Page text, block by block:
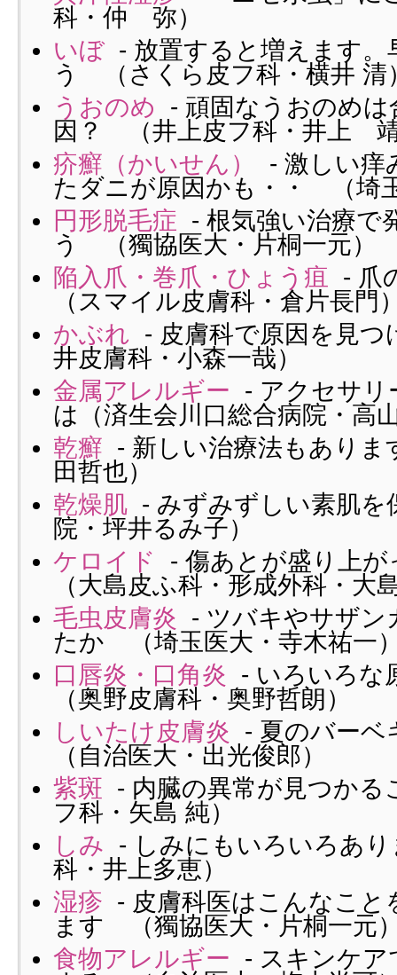
科・仲 弥）
いぼ- 放置すると増えます。
う （さくら皮フ科・横井 清
うおのめ - 頑固なうおのめ
因？ （井上皮フ科・井上
疥癬（かいせん）
- 激しい痒
たダニが原因かも・・ （埼
円形脱毛症 - 根気強い治療で
う （獨協医大・片桐一元）
陥入爪・巻爪・ひょう疽 - 爪
（スマイル皮膚科・倉片長門
かぶれ - 皮膚科で原因を見
井皮膚科・小森一哉）
金属アレルギー - アクセサリ
は（済生会川口総合病院・高
乾癬 - 新しい治療法もあり
田哲也）
乾燥肌 - みずみずしい素肌
院・坪井るみ子）
ケロイド
- 傷あとが盛り上
（大島皮ふ科・形成外科・大
毛虫皮膚炎 - ツバキやサザン
たか （埼玉医大・寺木祐一
口唇炎・口角炎 - いろいろ
（奥野皮膚科・奥野哲朗）
しいたけ皮膚炎 - 夏のバー
（自治医大・出光俊郎）
紫斑 - 内臓の異常が見つか
フ科・矢島 純）
しみ - しみにもいろいろあ
科・井上多恵）
湿疹 - 皮膚科医はこんなこと
ます （獨協医大・片桐一元
食物アレルギー - スキンケア